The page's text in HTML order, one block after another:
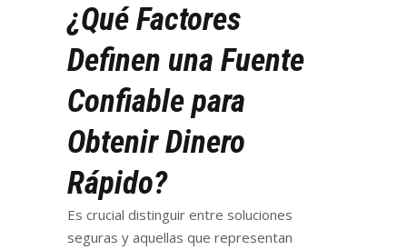
¿Qué Factores
Definen una Fuente
Confiable para
Obtenir Dinero
Rápido?
Es crucial distinguir entre soluciones
seguras y aquellas que representan